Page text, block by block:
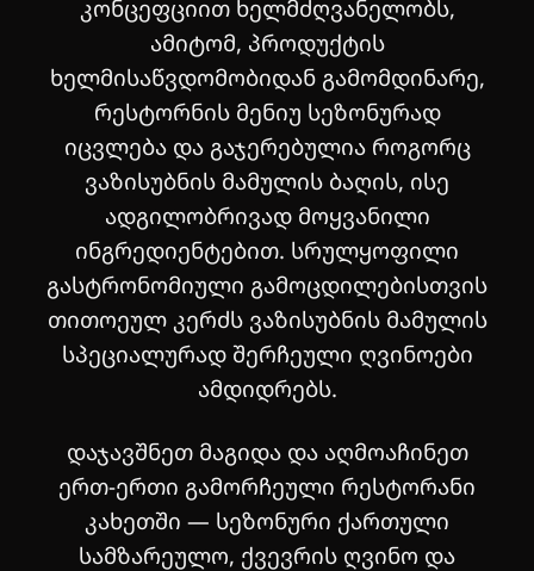
კონცეფციით ხელმძღვანელობს,
ამიტომ, პროდუქტის
ხელმისაწვდომობიდან გამომდინარე,
რესტორნის მენიუ სეზონურად
იცვლება და გაჯერებულია როგორც
ვაზისუბნის მამულის ბაღის, ისე
ადგილობრივად მოყვანილი
ინგრედიენტებით. სრულყოფილი
გასტრონომიული გამოცდილებისთვის
თითოეულ კერძს ვაზისუბნის მამულის
სპეციალურად შერჩეული ღვინოები
ამდიდრებს.
დაჯავშნეთ მაგიდა და აღმოაჩინეთ
ერთ-ერთი გამორჩეული რესტორანი
კახეთში — სეზონური ქართული
სამზარეულო, ქვევრის ღვინო და